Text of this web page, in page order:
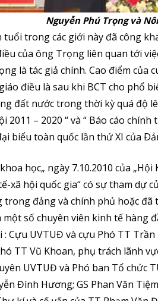
Nguyễn Phú Trọng và
trong các giới này đã công
của ông Trọng liên quan tới
là tác giả chính. Cao điểm của
điều là sau khi BCT cho phổ
đất nước trong thời kỳ quá độ
2011 – 2020 “ và “ Báo cáo
biểu toàn quốc lần thứ XI của
học„ ngày 7.10.2010 của
xã hội quốc gia“ có sự tham dự
đảng và chính phủ hoặc đã
một số chuyên viên kinh tế hàng
: Cựu UVTUĐ và cựu Phó TT
TT Vũ Khoan, phụ trách lãnh
UVTUĐ và Phó ban Tổ chức
Đình Hương; GS Phan Văn